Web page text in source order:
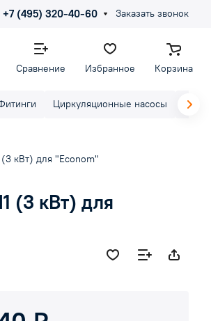
+7 (495) 320-40-60 Заказать звонок
Сравнение Избранное Корзина
Циркуляционные насосы
кВт) для "Econom"
(3 кВт) для